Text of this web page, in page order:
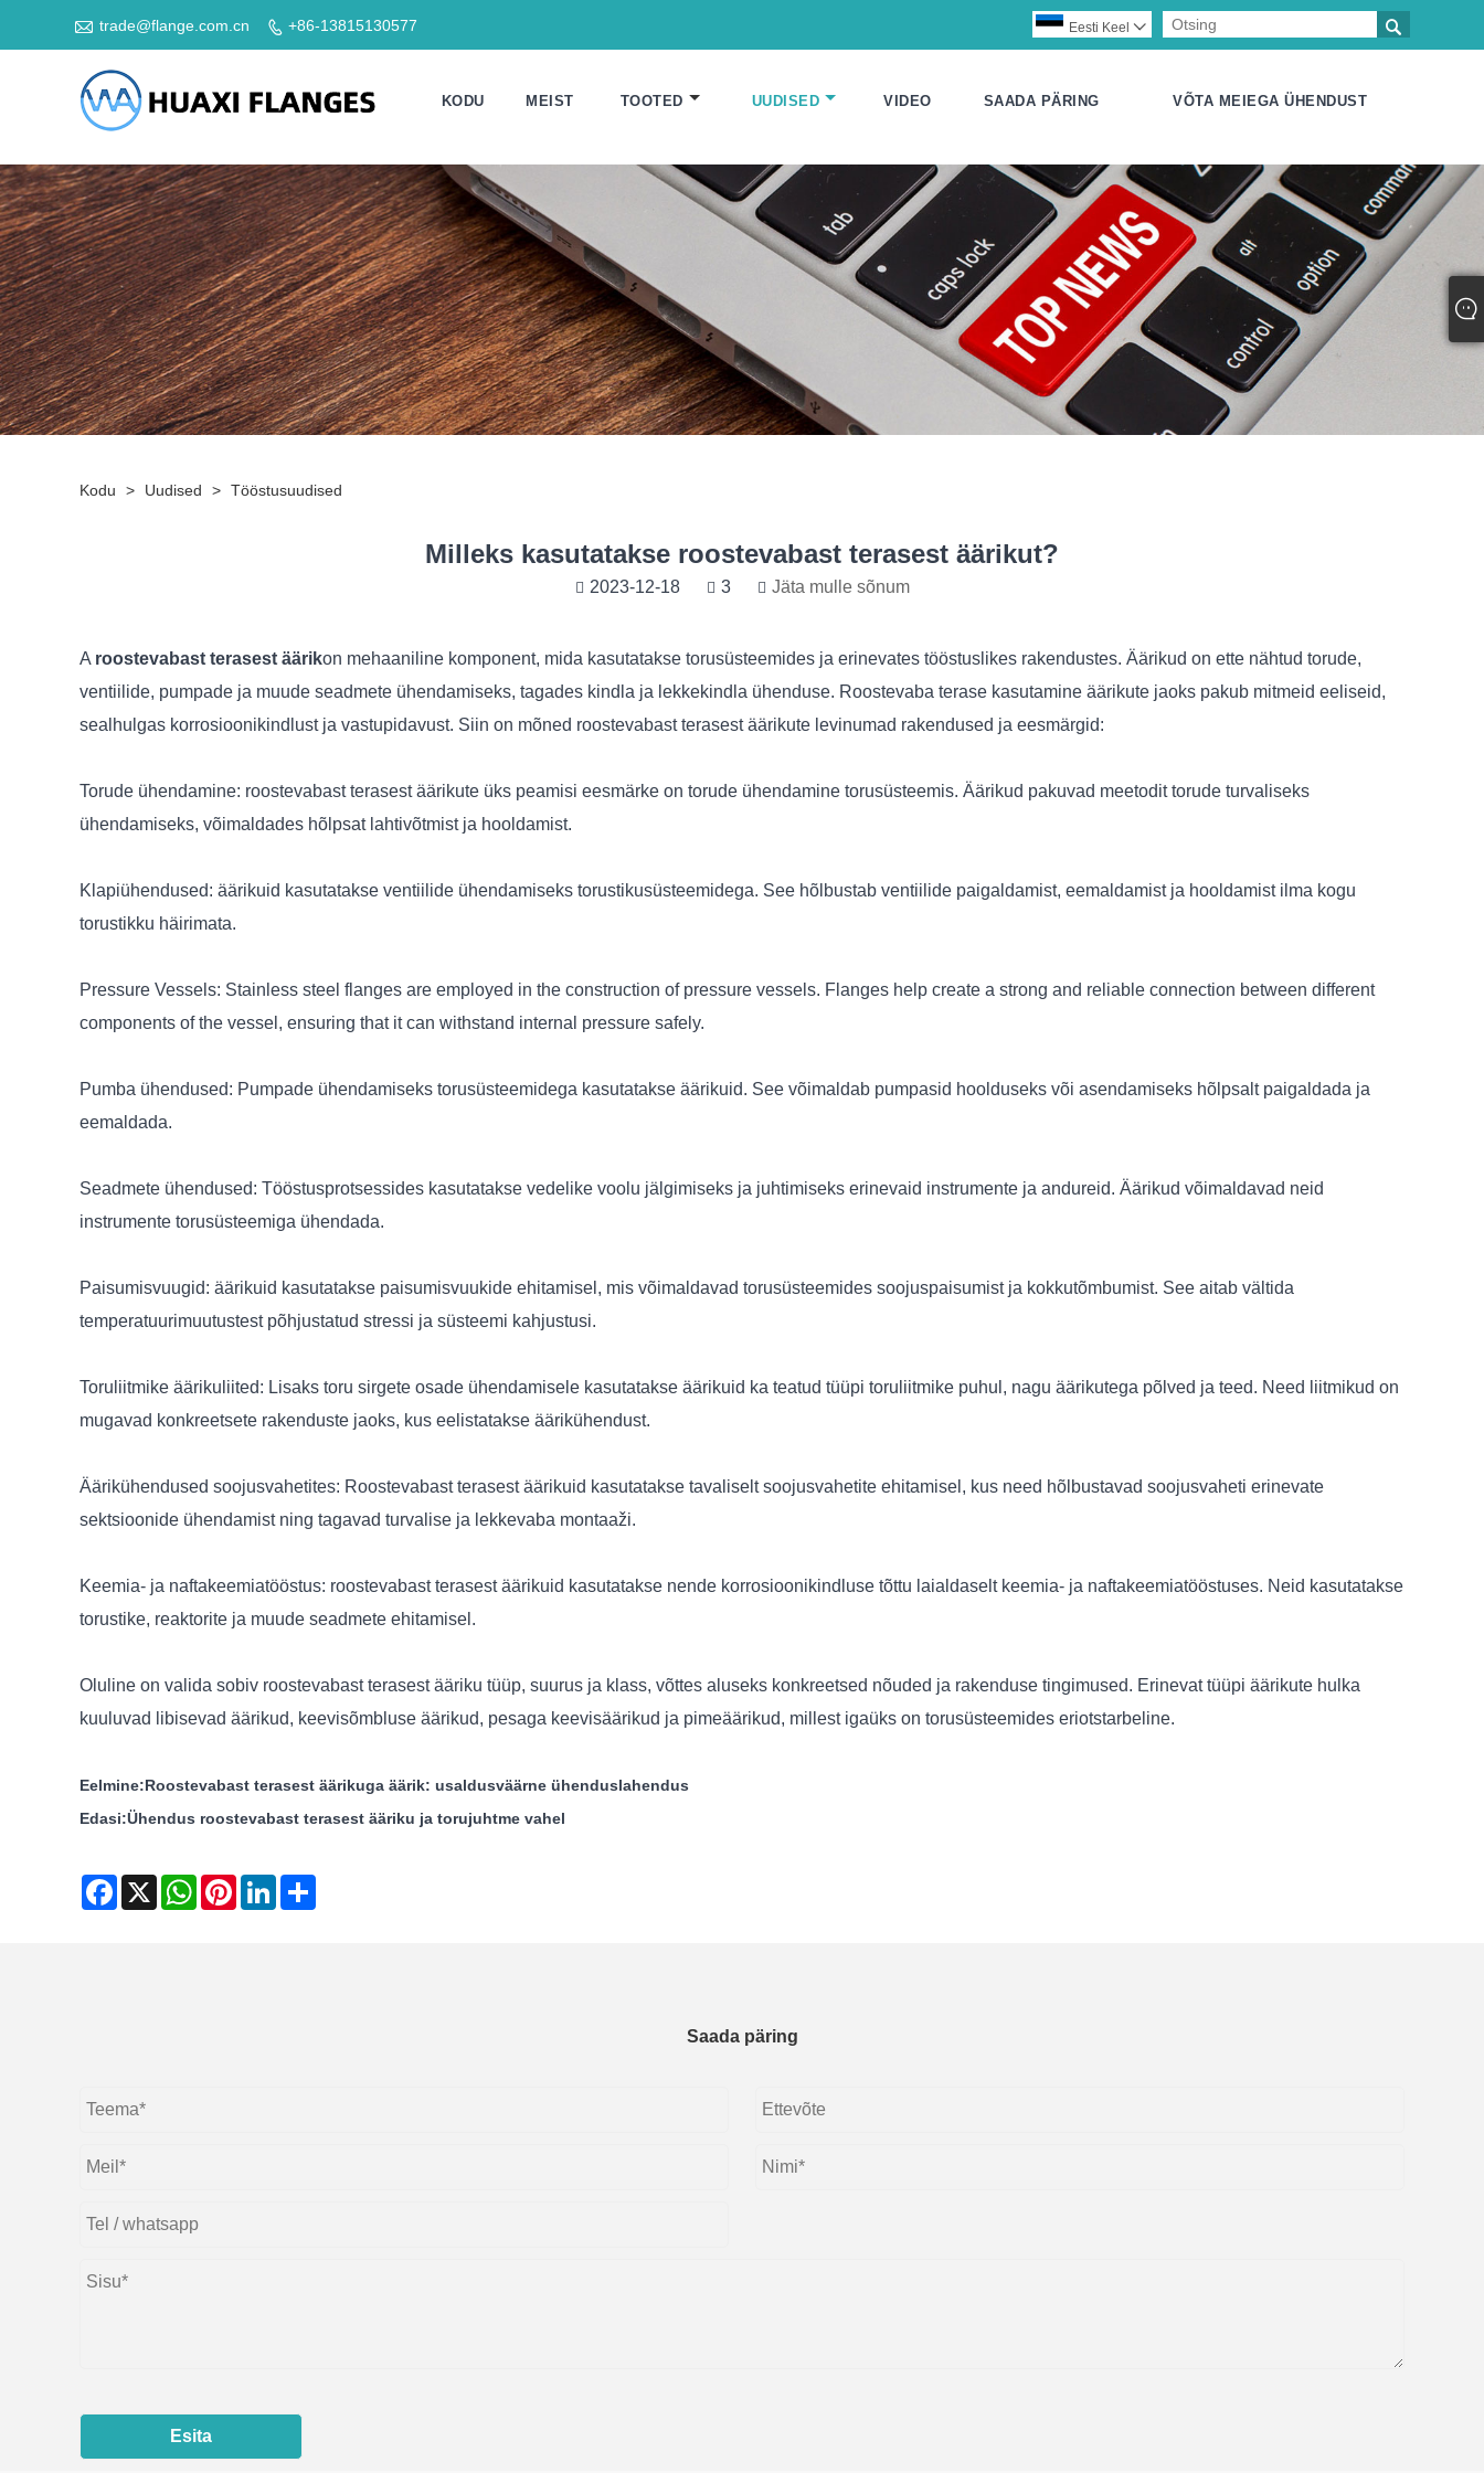
 trade@flange.com.cn  +86-13815130577 
Eesti Keel 
KODU MEIST TOOTED UUDISED VIDEO SAADA PÄRING VÕTA MEIEGA ÜHENDUST
Kodu > Uudised > Tööstusuudised
Milleks kasutatakse roostevabast terasest äärikut?
2023-12-18 3 Jäta mulle sõnum
A roostevabast terasest äärikon mehaaniline komponent, mida kasutatakse torusüsteemides ja erinevates tööstuslikes rakendustes. Äärikud on ette nähtud torude,
ventiilide, pumpade ja muude seadmete ühendamiseks, tagades kindla ja lekkekindla ühenduse. Roostevaba terase kasutamine äärikute jaoks pakub mitmeid eeliseid,
sealhulgas korrosioonikindlust ja vastupidavust. Siin on mõned roostevabast terasest äärikute levinumad rakendused ja eesmärgid:
Torude ühendamine: roostevabast terasest äärikute üks peamisi eesmärke on torude ühendamine torusüsteemis. Äärikud pakuvad meetodit torude turvaliseks
ühendamiseks, võimaldades hõlpsat lahtivõtmist ja hooldamist.
Klapiühendused: äärikuid kasutatakse ventiilide ühendamiseks torustikusüsteemidega. See hõlbustab ventiilide paigaldamist, eemaldamist ja hooldamist ilma kogu
torustikku häirimata.
Pressure Vessels: Stainless steel flanges are employed in the construction of pressure vessels. Flanges help create a strong and reliable connection between different
components of the vessel, ensuring that it can withstand internal pressure safely.
Pumba ühendused: Pumpade ühendamiseks torusüsteemidega kasutatakse äärikuid. See võimaldab pumpasid hoolduseks või asendamiseks hõlpsalt paigaldada ja
eemaldada.
Seadmete ühendused: Tööstusprotsessides kasutatakse vedelike voolu jälgimiseks ja juhtimiseks erinevaid instrumente ja andureid. Äärikud võimaldavad neid
instrumente torusüsteemiga ühendada.
Paisumisvuugid: äärikuid kasutatakse paisumisvuukide ehitamisel, mis võimaldavad torusüsteemides soojuspaisumist ja kokkutõmbumist. See aitab vältida
temperatuurimuutustest põhjustatud stressi ja süsteemi kahjustusi.
Toruliitmike äärikuliited: Lisaks toru sirgete osade ühendamisele kasutatakse äärikuid ka teatud tüüpi toruliitmike puhul, nagu äärikutega põlved ja teed. Need liitmikud on
mugavad konkreetsete rakenduste jaoks, kus eelistatakse äärikühendust.
Äärikühendused soojusvahetites: Roostevabast terasest äärikuid kasutatakse tavaliselt soojusvahetite ehitamisel, kus need hõlbustavad soojusvaheti erinevate
sektsioonide ühendamist ning tagavad turvalise ja lekkevaba montaaži.
Keemia- ja naftakeemiatööstus: roostevabast terasest äärikuid kasutatakse nende korrosioonikindluse tõttu laialdaselt keemia- ja naftakeemiatööstuses. Neid kasutatakse
torustike, reaktorite ja muude seadmete ehitamisel.
Oluline on valida sobiv roostevabast terasest ääriku tüüp, suurus ja klass, võttes aluseks konkreetsed nõuded ja rakenduse tingimused. Erinevat tüüpi äärikute hulka
kuuluvad libisevad äärikud, keevisõmbluse äärikud, pesaga keevisäärikud ja pimeäärikud, millest igaüks on torusüsteemides eriotstarbeline.
Eelmine:Roostevabast terasest äärikuga äärik: usaldusväärne ühenduslahendus
Edasi:Ühendus roostevabast terasest ääriku ja torujuhtme vahel
Facebook
X WhatsAppPinterestLinkedIn
Saada päring
Esita